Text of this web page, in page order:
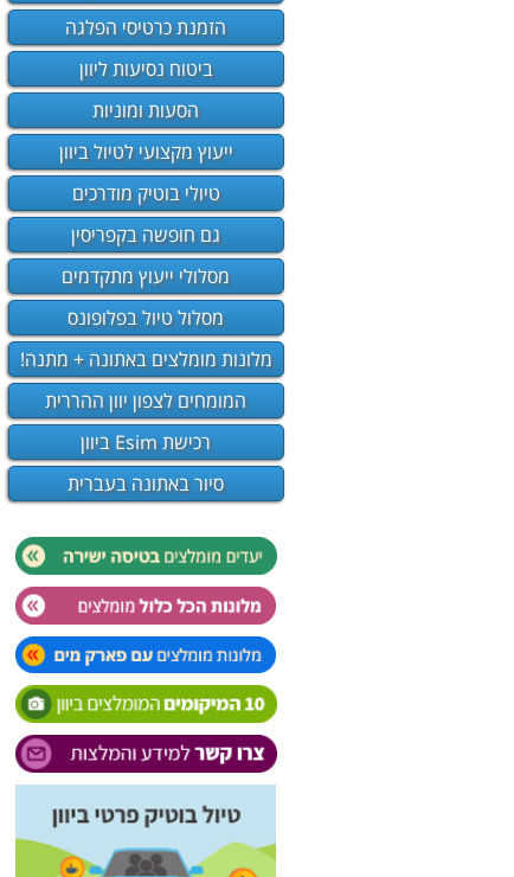
הזמנת כרטיסי הפלגה
ביטוח נסיעות ליוון
הסעות ומוניות
ייעוץ מקצועי לטיול ביוון
טיולי בוטיק מודרכים
גם חופשה בקפריסין
מסלולי ייעוץ מתקדמים
מסלול טיול בפלופונס
מלונות מומלצים באתונה + מתנה!
המומחים לצפון יוון ההררית
רכישת Esim ביוון
סיור באתונה בעברית